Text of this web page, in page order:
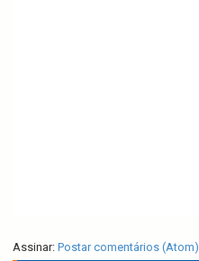
Assinar: Postar comentários (Atom)